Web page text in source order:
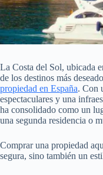
La Costa del Sol, ubicada
de los destinos más
propiedad en España. Con
espectaculares y una
ha consolidado como un
una segunda residencia o
Comprar una propiedad
segura, sino también un